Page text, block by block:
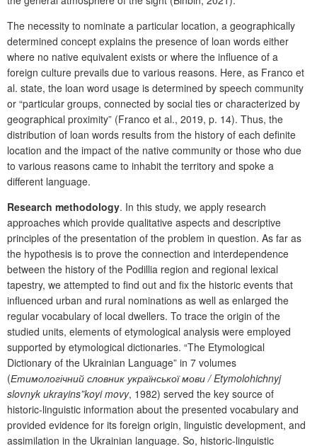
The necessity to nominate a particular location, a geographically
determined concept explains the presence of loan words either
where no native equivalent exists or where the influence of a
foreign culture prevails due to various reasons. Here, as Franco et
al. state, the loan word usage is determined by speech community
or “particular groups, connected by social ties or characterized by
geographical proximity” (Franco et al., 2019, p. 14). Thus, the
distribution of loan words results from the history of each definite
location and the impact of the native community or those who due
to various reasons came to inhabit the territory and spoke a
different language.
Research methodology. In this study, we apply research
approaches which provide qualitative aspects and descriptive
principles of the presentation of the problem in question. As far as
the hypothesis is to prove the connection and interdependence
between the history of the Podillia region and regional lexical
tapestry, we attempted to find out and fix the historic events that
influenced urban and rural nominations as well as enlarged the
regular vocabulary of local dwellers. To trace the origin of the
studied units, elements of etymological analysis were employed
supported by etymological dictionaries. “The Etymological
Dictionary of the Ukrainian Language” in 7 volumes
(Етимологічний словник української мови /Etymolohichnyj
slovnyk ukrayins”koyi movy, 1982) served the key source of
historic-linguistic information about the presented vocabulary and
provided evidence for its foreign origin, linguistic development, and
assimilation in the Ukrainian language. So, historic-linguistic